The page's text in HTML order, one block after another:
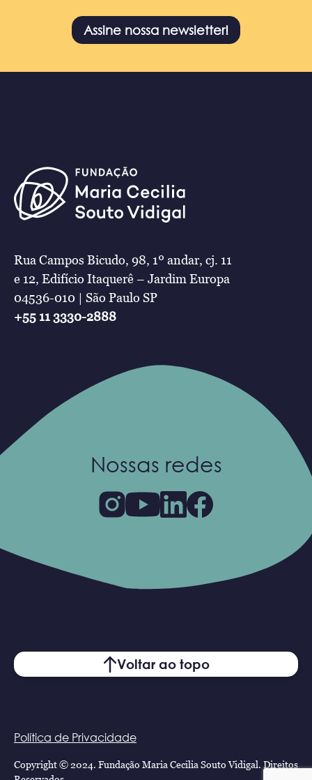
Assine nossa newsletter!
Rua Campos Bicudo, 98, 1º andar, cj. 11
e 12, Edifício Itaquerê – Jardim Europa
04536-010 | São Paulo SP
+55 11 3330-2888
Nossas redes
Voltar ao topo
Política de Privacidade
Copyright © 2024. Fundação Maria Cecilia Souto Vidigal. Direitos